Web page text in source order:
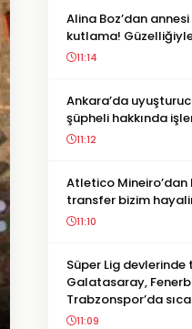
Alina Boz’dan
kutlama!
11:14
Ankara’da
şüpheli hakkında
11:12
Atletico Mineiro’dan
transfer bizim
11:10
Süper Lig
Galatasaray,
Trabzonspor’da
11:09